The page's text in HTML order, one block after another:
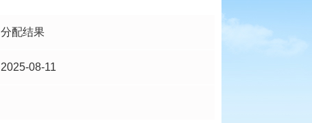
分配结果
2025-08-11